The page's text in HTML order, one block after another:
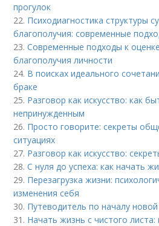
прогулок
22. Психодиагностика структуры
благополучия: современные
23.Современные подходы к
благополучия личности
24. В поисках идеального
браке
25. Разговор как искусство: как
непринужденным
26. Просто говорите: секреты
ситуациях
27. Разговор как искусство:
28.С нуля до успеха: как начать
29. Перезагрузка жизни:
изменения себя
30. Путеводитель по началу
31. Начать жизнь с чистого